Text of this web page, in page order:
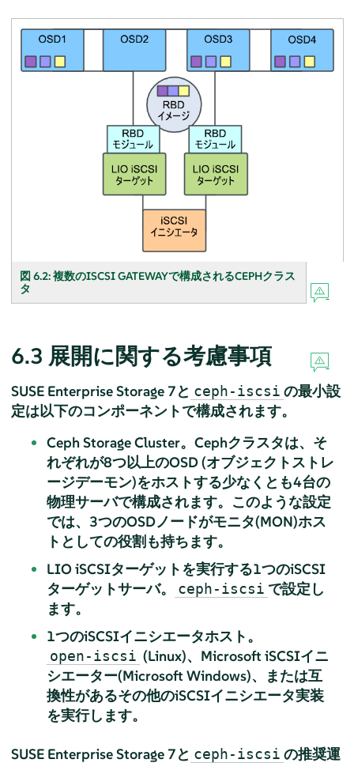
図 6.2:複数のISCSI GATEWAYで構成されるCEPHクラス
タ
6.3 展開に関する考慮事項
SUSE Enterprise Storage 7と ceph-iscsi の最小設
定は以下のコンポーネントで構成されます。
Ceph Storage Cluster。Cephクラスタは、そ
れぞれが8つ以上のOSD (オブジェクトストレ
ージデーモン)をホストする少なくとも4台の
物理サーバで構成されます。このような設定
では、3つのOSDノードがモニタ(MON)ホス
トとしての役割も持ちます。
LIO iSCSIターゲットを実行する1つのiSCSI
ターゲットサーバ。
ceph-iscsi で設定し
ます。
1つのiSCSIイニシエータホスト。
open-iscsi (Linux)、Microsoft iSCSIイニ
シエーター(Microsoft Windows)、または互
換性があるその他のiSCSIイニシエータ実装
を実行します。
SUSE Enterprise Storage 7と ceph-iscsi の推奨運